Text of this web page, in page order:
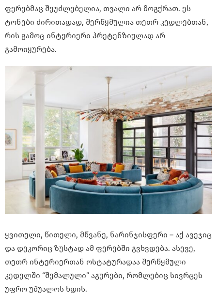
ფერებმაც შეუძლებელია, თვალი არ მოგჭრათ. ეს
ტონები ძირითადად, შერწყმულია თეთრ კედლებთან,
რის გამოც ინტერიერი პრეტენზიულად არ
გამოიყურება.
ყვითელი, წითელი, მწვანე, ნარინჯისფერი – აქ ავეჯიც
და დეკორიც ზუსტად ამ ფერებში გვხვდება. ასევე,
თეთრ ინტერიერთან ოსტატურადაა შერწყმული
კედელში “შემალული” აგურები, რომლებიც სივრცეს
უფრო უშუალოს ხდის.